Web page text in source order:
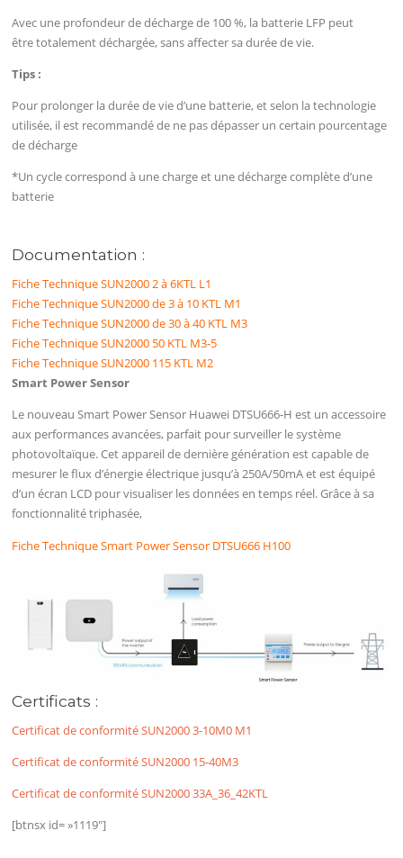
Avec une profondeur de décharge de 100 %, la batterie LFP peut
être totalement déchargée, sans affecter sa durée de vie.
Tips :
Pour prolonger la durée de vie d’une batterie, et selon la technologie
utilisée, il est recommandé de ne pas dépasser un certain pourcentage
de décharge
*Un cycle correspond à une charge et une décharge complète d’une
batterie
Documentation :
Fiche Technique SUN2000 2 à 6KTL L1
Fiche Technique SUN2000 de 3 à 10 KTL M1
Fiche Technique SUN2000 de 30 à 40 KTL M3
Fiche Technique SUN2000 50 KTL M3-5
Fiche Technique SUN2000 115 KTL M2
Smart Power Sensor
Le nouveau Smart Power Sensor Huawei DTSU666-H est un accessoire
aux performances avancées, parfait pour surveiller le système
photovoltaïque. Cet appareil de dernière génération est capable de
mesurer le flux d’énergie électrique jusqu’à 250A/50mA et est équipé
d’un écran LCD pour visualiser les données en temps réel. Grâce à sa
fonctionnalité triphasée,
Fiche Technique Smart Power Sensor DTSU666 H100
Certificats :
Certificat de conformité SUN2000 3-10M0 M1
Certificat de conformité SUN2000 15-40M3
Certificat de conformité SUN2000 33A_36_42KTL
[btnsx id= »1119″]